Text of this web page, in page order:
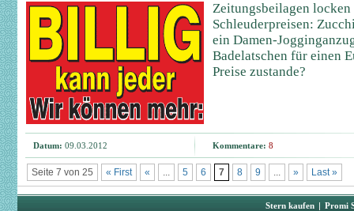
Zeitungsbeilagen
Schleuderpreisen:
ein Damen-
Badelatschen für einen
Preise zustande?
Datum: 09.03.2012 Kommentare: 8
Seite 7 von 25 « First « ... 5 6 7 8 9 ... » Last »
Stern kaufen | Promi